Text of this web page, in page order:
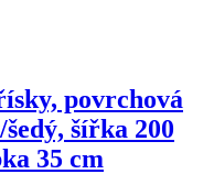
povrchová
šířka 200
35 cm